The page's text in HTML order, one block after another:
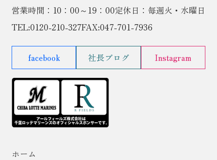
営業時間：10：00～19：00定休日：毎週火・水曜日
TEL:0120-210-327FAX:047-701-7936
facebook 社長ブログ Instagram
ホーム